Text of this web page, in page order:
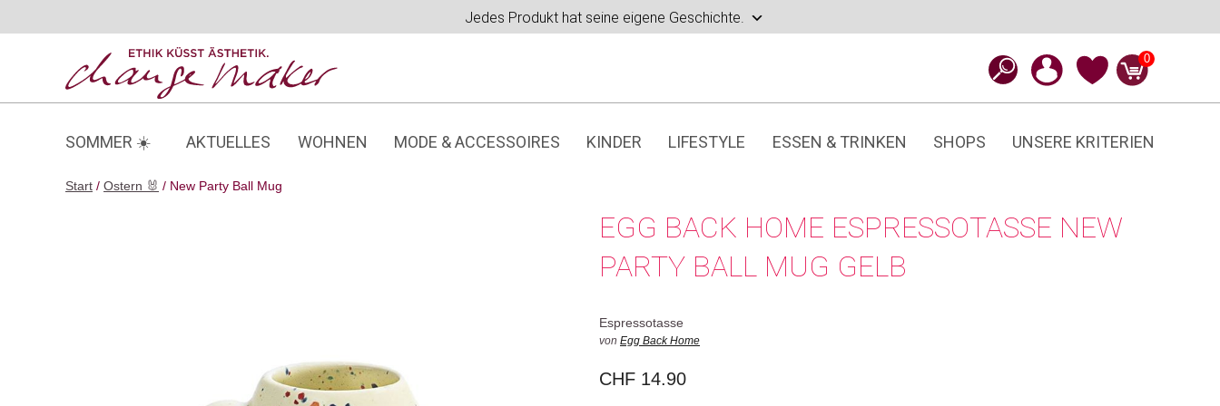
Jedes Produkt hat seine eigene Geschichte.
0
SOMMER ☀️ AKTUELLES WOHNEN MODE & ACCESSOIRES KINDER LIFESTYLE ESSEN & TRINKEN SHOPS UNSERE KRITERIEN
Start / Ostern 🐰 / New Party Ball Mug
EGG BACK HOME ESPRESSOTASSE NEW
PARTY BALL MUG GELB
Espressotasse
von Egg Back Home
CHF 14.90